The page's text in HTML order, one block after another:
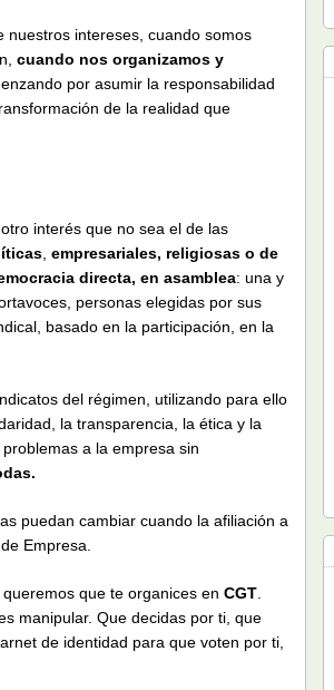
nuestros intereses, cuando somos
cuando nos organizamos y
por asumir la responsabilidad
de la realidad que
interés que no sea el de las
empresariales, religiosas o de
directa, en asamblea: una y
personas elegidas por sus
basado en la participación, en la
del régimen, utilizando para ello
la transparencia, la ética y la
a la empresa sin
puedan cambiar cuando la afiliación a
Empresa.
queremos que te organices en CGT
manipular. Que decidas por ti, que
de identidad para que voten por ti,